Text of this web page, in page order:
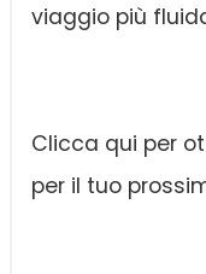
viaggio più
Clicca qui per
per il tuo